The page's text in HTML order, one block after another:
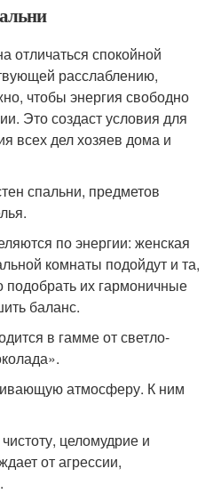
отличаться спокойной
расслаблению,
чтобы энергия свободно
Это создаст условия для
всех дел хозяев дома и
спальни, предметов
по энергии: женская
комнаты подойдут и та,
подобрать их гармоничные
баланс.
в гамме от светло-
атмосферу. К ним
целомудрие и
от агрессии,